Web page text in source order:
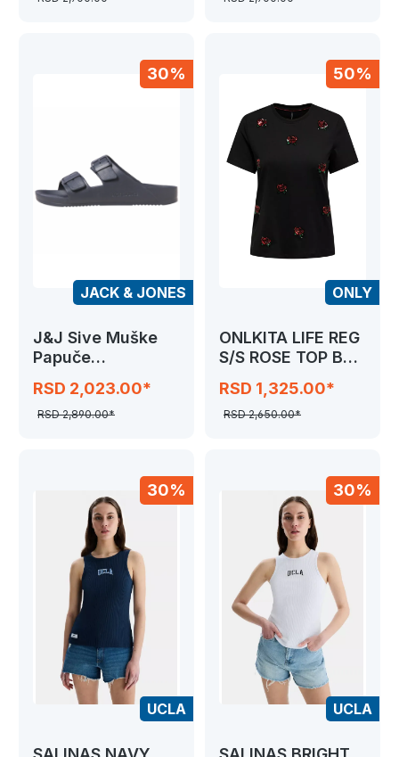
30%
JACK & JONES
J&J Sive Muške
Papuče
MOULDED
RSD 2,023.00*
RSD 2,890.00*
50%
ONLY
ONLKITA LIFE REG
S/S ROSE TOP BOX
RSD 1,325.00*
RSD 2,650.00*
30%
UCLA
30%
UCLA